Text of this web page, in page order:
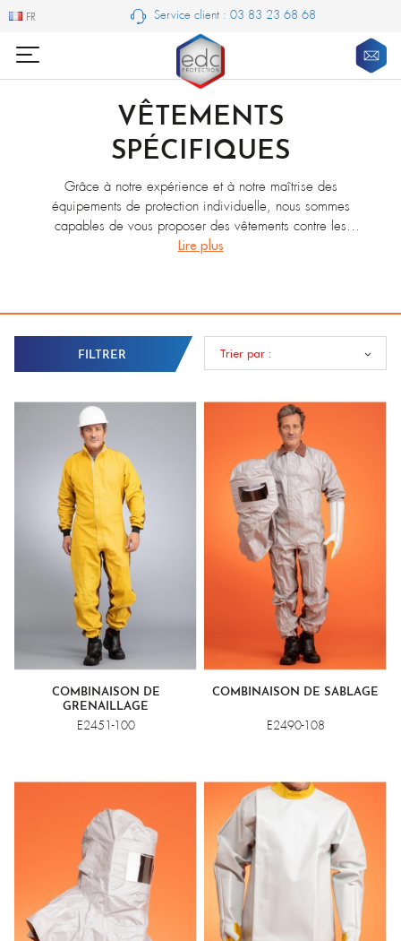
FR
FR Service client : 03 83 23 68 68
VÊTEMENTS
SPÉCIFIQUES
Grâce à notre expérience et à notre maîtrise des
équipements de protection individuelle, nous sommes
capables de vous proposer des vêtements contre les
agressions mécaniques pour des métiers particuliers que sont
ont été conçus.
Lire plus
FILTRER Trier par :
COMBINAISON DE
GRENAILLAGE
E2451-100
COMBINAISON DE SABLAGE
E2490-108